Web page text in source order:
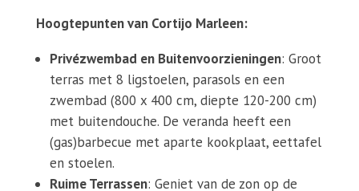
Hoogtepunten van Cortijo Marleen:
Privézwembad en Buitenvoorzieningen: Groot
terras met 8 ligstoelen, parasols en een
zwembad (800 x 400 cm, diepte 120-200 cm)
met buitendouche. De veranda heeft een
(gas)barbecue met aparte kookplaat, eettafel
en stoelen.
Ruime Terrassen: Geniet van de zon op de